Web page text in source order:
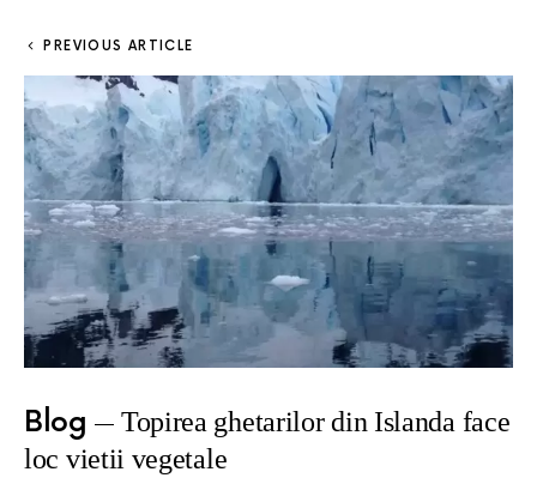
PREVIOUS ARTICLE
Blog
Topirea ghetarilor din Islanda face
loc vietii vegetale